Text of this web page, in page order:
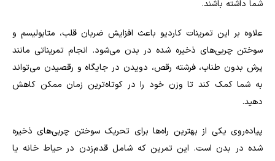
شما داشته باشند.
علاوه بر این تمرینات کاردیو باعث افزایش ضربان قلب، متابولیسم و
سوختن چربی‌های ذخیره شده در بدن می‌شود. انجام تمریناتی مانند
پرش بدون طناب، فرشته رقص، دویدن در جایگاه و رقصیدن می‌تواند
به شما کمک کند تا وزن خود را در کوتاه‌ترین زمان ممکن کاهش
دهید.
پیاده‌روی یکی از بهترین راه‌ها برای تحریک سوختن چربی‌های ذخیره
شده در بدن است. این تمرین که شامل قدم‌زدن در حیاط خانه یا